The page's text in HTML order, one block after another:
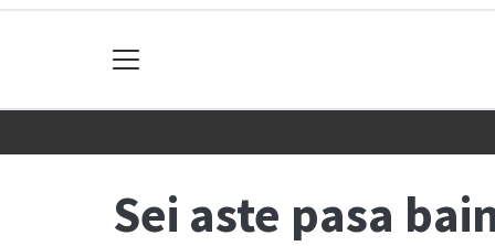
Sei aste pasa